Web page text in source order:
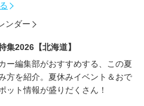
ンダー
集2026【北海道】
ー編集部がおすすめする、この夏
方を紹介。夏休みイベント＆おで
ット情報が盛りだくさん！